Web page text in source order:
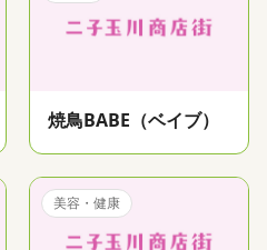
焼鳥BABE（ベイブ）
美容・健康